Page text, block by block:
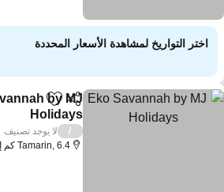
اختر التواريخ لمشاهدة الأسعار المحددة
مشاركةfavorites
by MJ
Holidays
مشاهدة الأسعار
لا يوجد تصنيف
Tamarin, 6.4 كم إلى فليك إن فلاك